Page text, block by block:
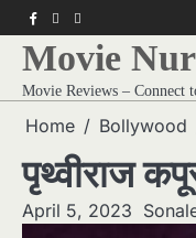
Skip
to
content
f twitterpinterest
Movie
Movie Reviews – Connect
Home
Bollywood
पृथ्वीराज
April 5, 2023